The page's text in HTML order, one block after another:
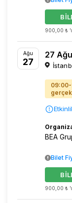
900,00 ₺
Ağu
27
27
09:00-
BEA
900,00 ₺
Bilet